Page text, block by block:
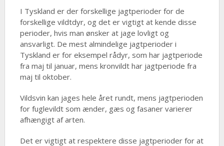
I Tyskland er der forskellige jagtperioder for de
forskellige vildtdyr, og det er vigtigt at kende disse
perioder, hvis man ønsker at jage lovligt og
ansvarligt. De mest almindelige jagtperioder i
Tyskland er for eksempel rådyr, som har jagtperiode
fra maj til januar, mens kronvildt har jagtperiode fra
maj til oktober.
Vildsvin kan jages hele året rundt, mens jagtperioden
for fuglevildt som ænder, gæs og fasaner varierer
afhængigt af arten.
Det er vigtigt at respektere disse jagtperioder for at